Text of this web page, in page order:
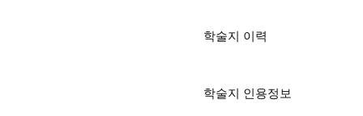
학술지 이력
학술지 인용정보